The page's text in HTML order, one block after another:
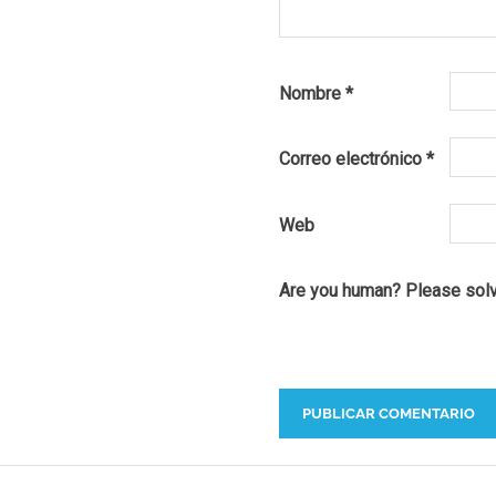
Nombre *
Correo electrónico *
Web
Are you human? Please